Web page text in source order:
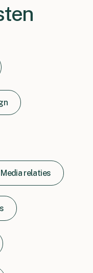
Media relaties